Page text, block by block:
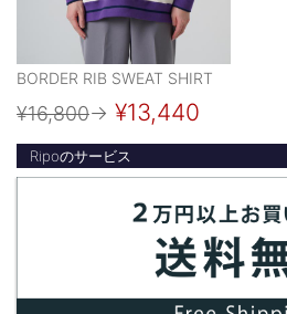
BORDER RIB SWEAT SHIRT
¥16,800→ ¥13,440
Ripoのサービス